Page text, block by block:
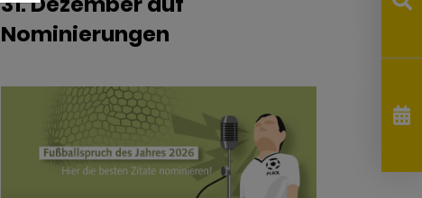
Nominierungen